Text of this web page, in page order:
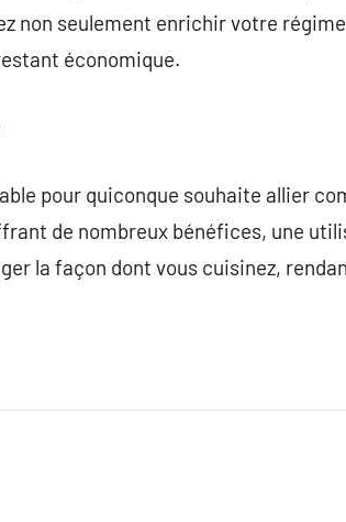
non seulement enrichir votre
économique.
pour quiconque souhaite allier
de nombreux bénéfices, une
la façon dont vous cuisinez,